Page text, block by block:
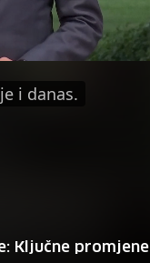
i danas.
Ključne promjene